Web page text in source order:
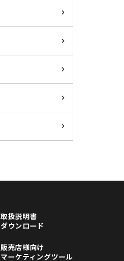
取扱説明書
ダウンロード
販売店様向け
マーケティングツール